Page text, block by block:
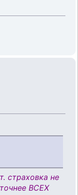
страховка не
ВСЕХ